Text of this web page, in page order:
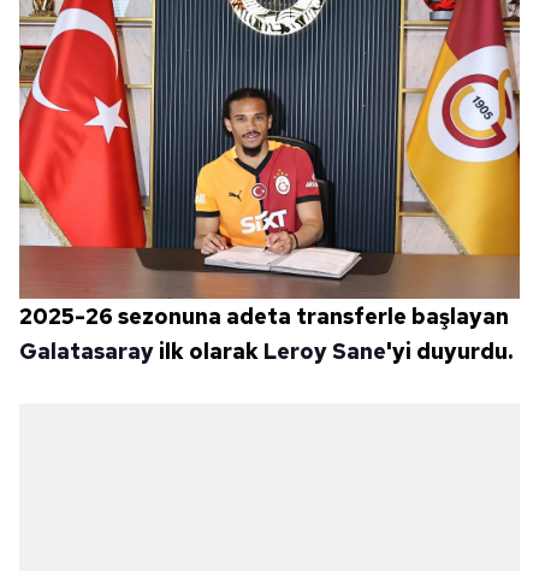
2025-26 sezonuna adeta transferle başlayan
Galatasaray ilk olarak Leroy Sane'yi duyurdu.